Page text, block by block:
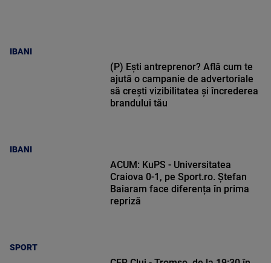
IBANI
IBANI
(P) Ești antreprenor? Află cum te
ajută o campanie de advertoriale
să crești vizibilitatea și încrederea
brandului tău
SPORT
ACUM: KuPS - Universitatea
Craiova 0-1, pe Sport.ro. Ștefan
Baiaram face diferența în prima
repriză